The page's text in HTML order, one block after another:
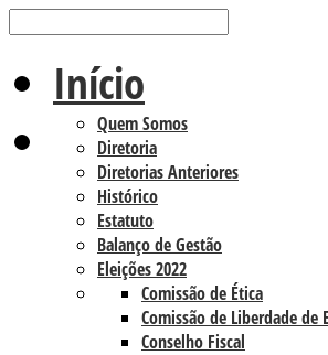
Início
Quem Somos
Diretoria
Diretorias Anteriores
Histórico
Estatuto
Balanço de Gestão
Eleições 2022
Comissão de Ética
Comissão de Liberdade de
Conselho Fiscal